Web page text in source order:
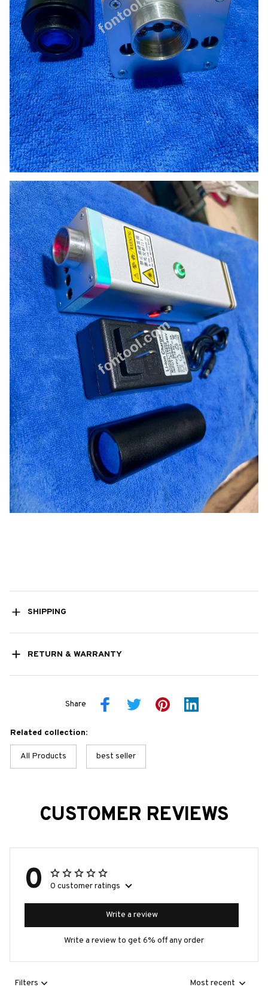
SHIPPING
RETURN & WARRANTY
Share
Related collection:
All Products best seller
CUSTOMER REVIEWS
0 0 customer ratings
Write a review
Write a review to get 6% off any order
Filters Most recent